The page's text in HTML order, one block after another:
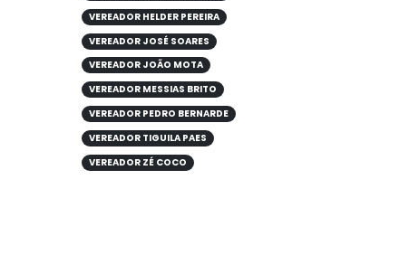
VEREADOR HELDER PEREIRA
VEREADOR JOSÉ SOARES
VEREADOR JOÃO MOTA
VEREADOR MESSIAS BRITO
VEREADOR PEDRO BERNARDE
VEREADOR TIGUILA PAES
VEREADOR ZÉ COCO